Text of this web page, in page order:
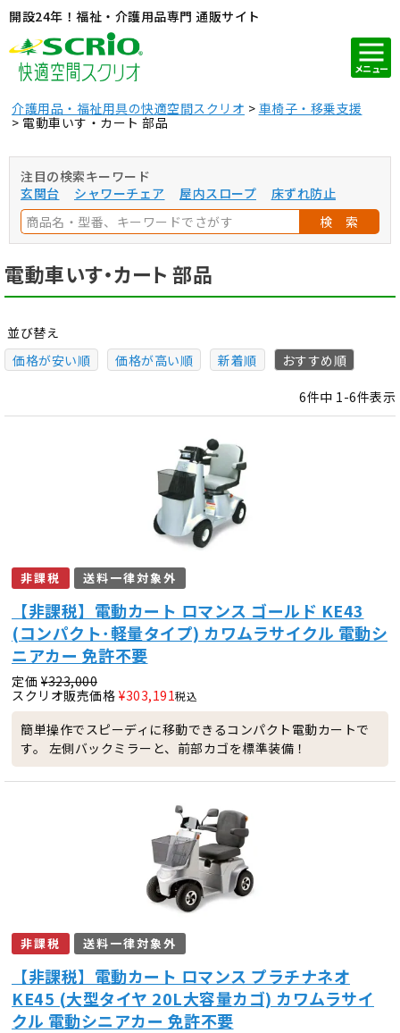
開設24年！福祉・介護用品専門 通販サイト
メニュー
介護用品・福祉用具の快適空間スクリオ
車椅子・移乗支援
電動車いす・カート 部品
注目の検索キーワード
玄関台
シャワーチェア 屋内スロープ
床ずれ防止
検 索
電動車いす・カート 部品
並び替え
価格が安い順
価格が高い順 新着順 おすすめ順
6件中 1-6件表示
非課税 送料一律対象外
【非課税】電動カート ロマンス ゴールド KE43
(コンパクト･軽量タイプ) カワムラサイクル 電動シ
ニアカー 免許不要
定価 ¥323,000
スクリオ販売価格 ¥303,191税込
簡単操作でスピーディに移動できるコンパクト電動カートで
す。 左側バックミラーと、前部カゴを標準装備！
非課税 送料一律対象外
【非課税】電動カート ロマンス プラチナネオ
KE45 (大型タイヤ 20L大容量カゴ) カワムラサイ
クル 電動シニアカー 免許不要